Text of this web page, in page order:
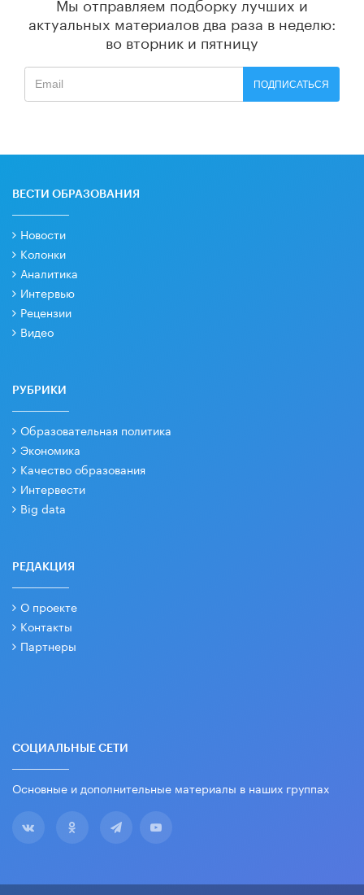
актуальных материалов два раза в неделю:
во вторник и пятницу
ПОДПИСАТЬСЯ
ВЕСТИ ОБРАЗОВАНИЯ
Новости
Колонки
Аналитика
Интервью
Рецензии
Видео
РУБРИКИ
Образовательная политика
Экономика
Качество образования
Интервести
Big data
РЕДАКЦИЯ
О проекте
Контакты
Партнеры
СОЦИАЛЬНЫЕ СЕТИ
Основные и дополнительные материалы в наших группах